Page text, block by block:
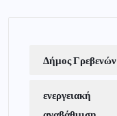
Δήμος Γρεβενών
ενεργειακή